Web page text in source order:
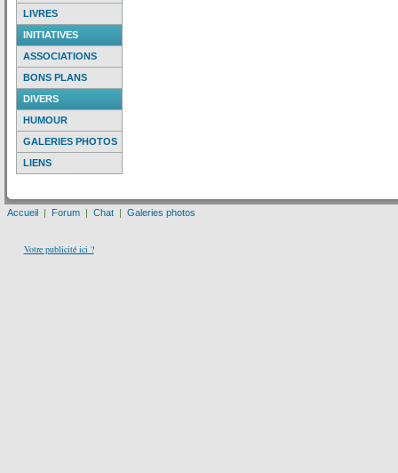
LIVRES
INITIATIVES
ASSOCIATIONS
BONS PLANS
DIVERS
HUMOUR
GALERIES PHOTOS
LIENS
Accueil | Forum | Chat | Galeries photos
Votre publicité ici ?